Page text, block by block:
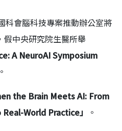
科會腦科技專案推動辦公室將
假中央研究院生醫所舉
A NeuroAI Symposium
the Brain Meets AI: From
World Practice」 。